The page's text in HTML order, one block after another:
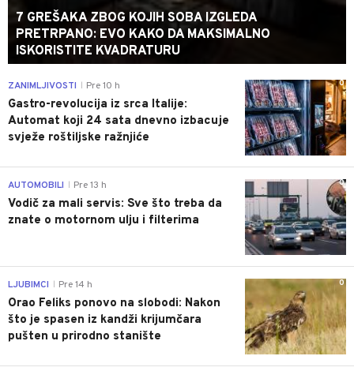
7 GREŠAKA ZBOG KOJIH SOBA IZGLEDA
PRETRPANO: EVO KAKO DA MAKSIMALNO
ISKORISTITE KVADRATURU
0
ZANIMLJIVOSTI Pre 10 h
Gastro-revolucija iz srca Italije:
Automat koji 24 sata dnevno izbacuje
svježe roštiljske ražnjiće
0
AUTOMOBILI Pre 13 h
Vodič za mali servis: Sve što treba da
znate o motornom ulju i filterima
0
LJUBIMCI Pre 14 h
Orao Feliks ponovo na slobodi: Nakon
što je spasen iz kandži krijumčara
pušten u prirodno stanište